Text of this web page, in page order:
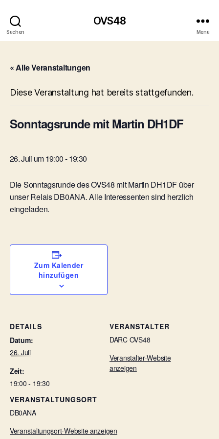
Suchen
OVS48
Menü
« Alle Veranstaltungen
Diese Veranstaltung hat bereits stattgefunden.
Sonntagsrunde mit Martin DH1DF
26. Juli um 19:00-19:30
Die Sonntagsrunde des OVS48 mit Martin DH1DF über
unser Relais DB0ANA. Alle Interessenten sind herzlich
eingeladen.
Zum Kalender
hinzufügen
DETAILS
Datum:
26. Juli
Zeit:
19:00 - 19:30
VERANSTALTUNGSORT
DB0ANA
Veranstaltungsort-Website anzeigen
VERANSTALTER
DARC OVS48
Veranstalter-Website
anzeigen